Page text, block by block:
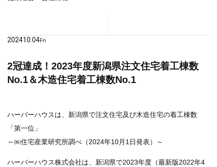
202410.04Fri
2冠達成！2023年度新潟県注文住宅着工棟数
No.1＆木造住宅着工棟数No.1
ハーバーハウスは、新潟県で注文住宅及び木造住宅の着工棟数
「第一位」
～㈱住宅産業研究所調べ（2024年10月1日発表）～
ハーバーハウス株式会社は、新潟県で2023年度（最新版2022年4